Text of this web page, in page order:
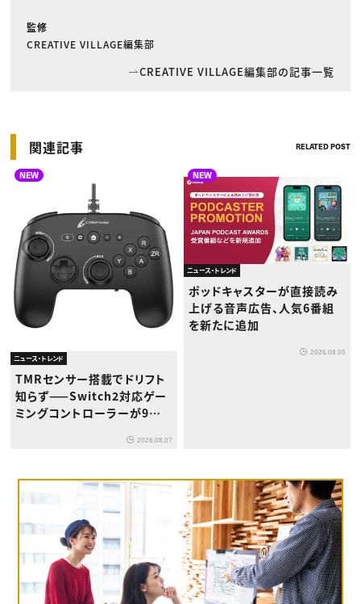
監修
CREATIVE VILLAGE編集部
CREATIVE VILLAGE編集部の記事一覧
関連記事 RELATED POST
NEW
ニュース・トレンド
TMRセンサー搭載でドリフト
知らず——Switch2対応ゲー
ミングコントローラーが9月
2026.08.07
NEW
ニュース・トレンド
ポッドキャスターが直接読み
上げる音声広告、人気6番組
を新たに追加
2026.08.05